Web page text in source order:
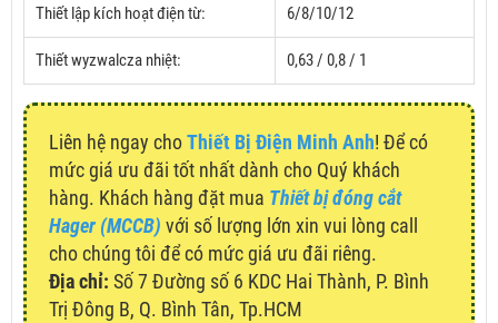
Thiết lập kích hoạt điện từ: 6/8/10/12
Thiết wyzwalcza nhiệt: 0,63 / 0,8 / 1
Liên hệ ngay choThiết Bị Điện Minh Anh! Để có
mức giá ưu đãi tốt nhất dành cho Quý khách
hàng. Khách hàng đặt mua Thiết bị đóng cắt
Hager (MCCB) với số lượng lớn xin vui lòng call
cho chúng tôi để có mức giá ưu đãi riêng.
Địa chỉ: Số 7 Đường số 6 KDC Hai Thành, P. Bình
Trị Đông B, Q. Bình Tân, Tp.HCM